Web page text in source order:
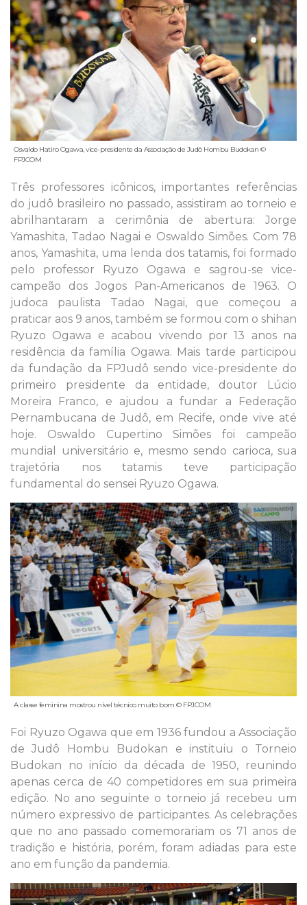
Osvaldo Hatiro Ogawa, vice-presidente da Associação de Judô Hombu Budokan ©
FPJCOM
Três professores icônicos, importantes referências
do judô brasileiro no passado, assistiram ao torneio e
abrilhantaram a cerimônia de abertura: Jorge
Yamashita, Tadao Nagai e Oswaldo Simões. Com 78
anos, Yamashita, uma lenda dos tatamis, foi formado
pelo professor Ryuzo Ogawa e sagrou-se vice-
campeão dos Jogos Pan-Americanos de 1963. O
judoca paulista Tadao Nagai, que começou a
praticar aos 9 anos, também se formou com o shihan
Ryuzo Ogawa e acabou vivendo por 13 anos na
residência da família Ogawa. Mais tarde participou
da fundação da FPJudô sendo vice-presidente do
primeiro presidente da entidade, doutor Lúcio
Moreira Franco, e ajudou a fundar a Federação
Pernambucana de Judô, em Recife, onde vive até
hoje. Oswaldo Cupertino Simões foi campeão
mundial universitário e, mesmo sendo carioca, sua
trajetória nos tatamis teve participação
fundamental do sensei Ryuzo Ogawa.
A classe feminina mostrou nível técnico muito bom © FPJCOM
Foi Ryuzo Ogawa que em 1936 fundou a Associação
de Judô Hombu Budokan e instituiu o Torneio
Budokan no início da década de 1950, reunindo
apenas cerca de 40 competidores em sua primeira
edição. No ano seguinte o torneio já recebeu um
número expressivo de participantes. As celebrações
que no ano passado comemorariam os 71 anos de
tradição e história, porém, foram adiadas para este
ano em função da pandemia.